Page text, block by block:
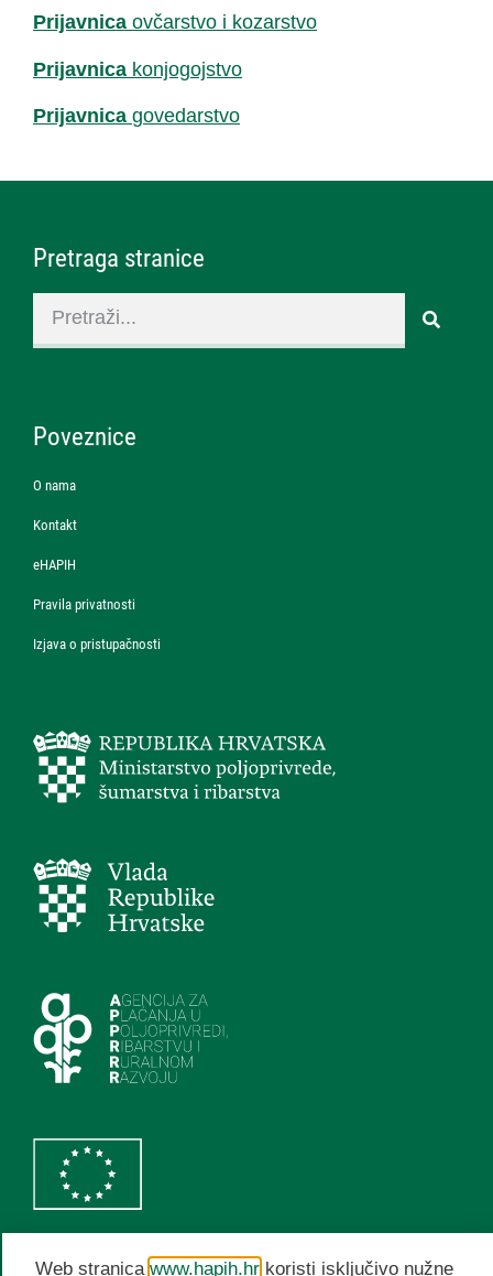
Prijavnica ovčarstvo i kozarstvo
Prijavnica konjogojstvo
Prijavnica govedarstvo
Pretraga stranice
Poveznice
O nama
Kontakt
eHAPIH
Pravila privatnosti
Izjava o pristupačnosti
Web stranica www.hapih.hrkoristi isključivo nužne